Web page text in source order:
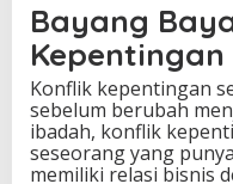
Bayang
Kepentingan
Konflik kepentingan
sebelum berubah
ibadah, konflik
seseorang yang
memiliki relasi bisnis